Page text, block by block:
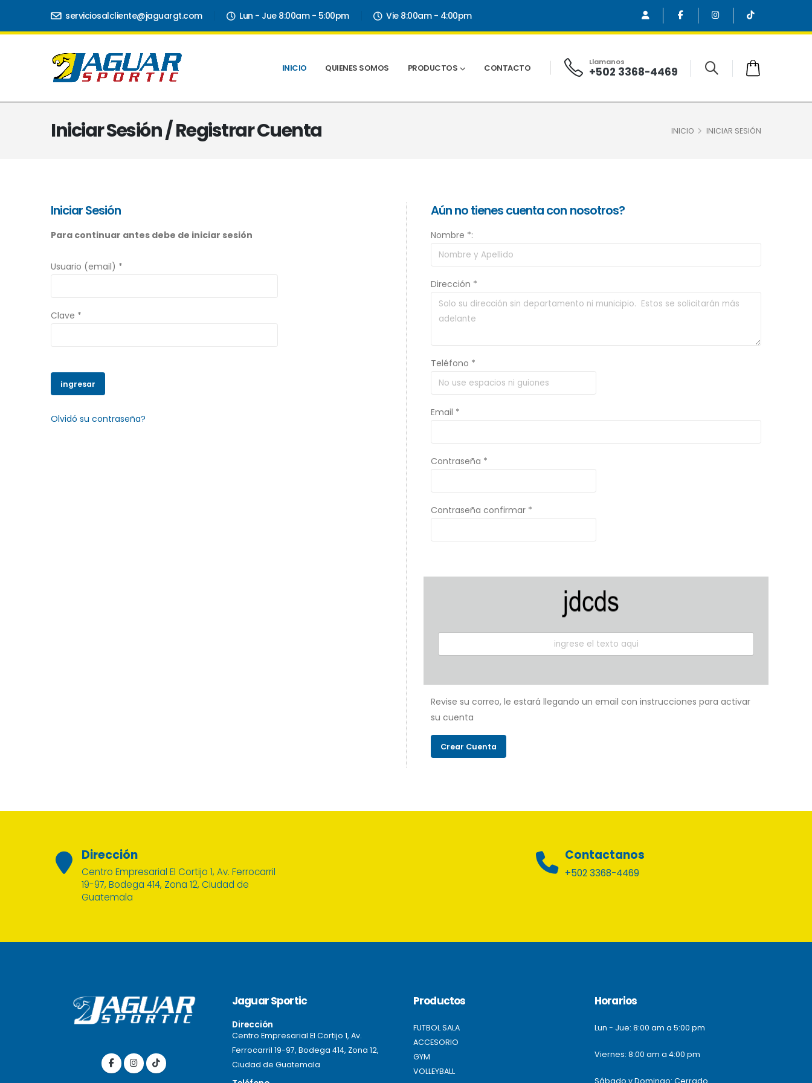
serviciosalcliente@jaguargt.com Lun - Jue 8:00am - 5:00pm Vie 8:00am - 4:00pm
INICIO QUIENES SOMOS PRODUCTOS CONTACTO
Llamanos
+502 3368-4469
Iniciar Sesión / Registrar Cuenta INICIO INICIAR SESIÓN
Iniciar Sesión
Para continuar antes debe de iniciar sesión
Usuario (email) *
Clave *
Olvidó su contraseña?
Aún no tienes cuenta con nosotros?
Nombre *:
Dirección *
Teléfono *
Email *
Contraseña *
Contraseña confirmar *
Revise su correo, le estará llegando un email con instrucciones para activar
su cuenta
Dirección
Centro Empresarial El Cortijo 1, Av. Ferrocarril
19-97, Bodega 414, Zona 12, Ciudad de
Guatemala
Contactanos
+502 3368-4469
Jaguar Sportic
Dirección
Centro Empresarial El Cortijo 1, Av.
Ferrocarril 19-97, Bodega 414, Zona 12,
Ciudad de Guatemala
Productos
FUTBOL SALA
ACCESORIO
GYM
VOLLEYBALL
Horarios
Lun - Jue: 8:00 am a 5:00 pm
Viernes: 8:00 am a 4:00 pm
Sábado y Domingo: Cerrado